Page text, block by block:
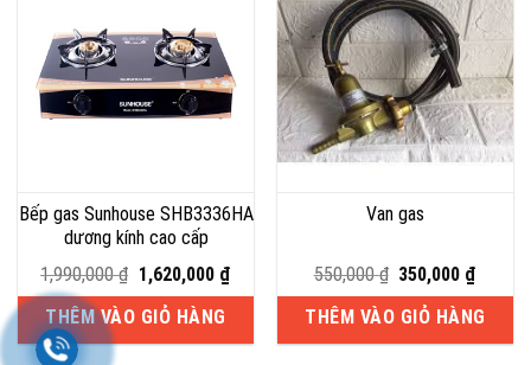
Bếp gas Sunhouse SHB3336HA
dương kính cao cấp
1,990,000₫ Giá
gốc
là:
1,990,000 ₫.
1,620,000 ₫Giá
hiện
1,620,000 ₫.
THÊM VÀO GIỎ HÀNG
Van gas
550,000₫ Giá
gốc
là:
550,000 ₫.
350,000 ₫
hiện
tại
là:
THÊM VÀO GIỎ HÀNG